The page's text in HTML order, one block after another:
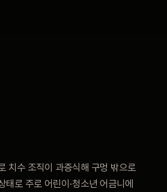
치수 조직이 과증식해 구멍 밖으로
태로 주로 어린이·청소년 어금니에